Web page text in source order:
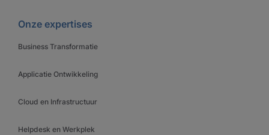
Onze expertises
Business Transformatie
Applicatie Ontwikkeling
Cloud en Infrastructuur
Helpdesk en Werkplek